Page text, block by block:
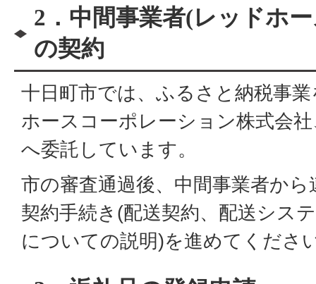
2．中間事業者(レッドホ
の契約
十日町市では、ふるさと納税事
ホースコーポレーション株式会
へ委託しています。
市の審査通過後、中間事業者か
契約手続き(配送契約、配送シス
についての説明)を進めてくださ